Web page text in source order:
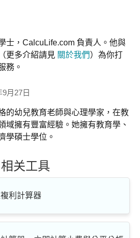
士，CalcuLife.com 負責人。他與
更多介紹請見 關於我們）為你打
務。
9月27日
的幼兒教育老師與心理學家，在教
域擁有豐富經驗。她擁有教育學、
學碩士學位。
相关工具
利計算器